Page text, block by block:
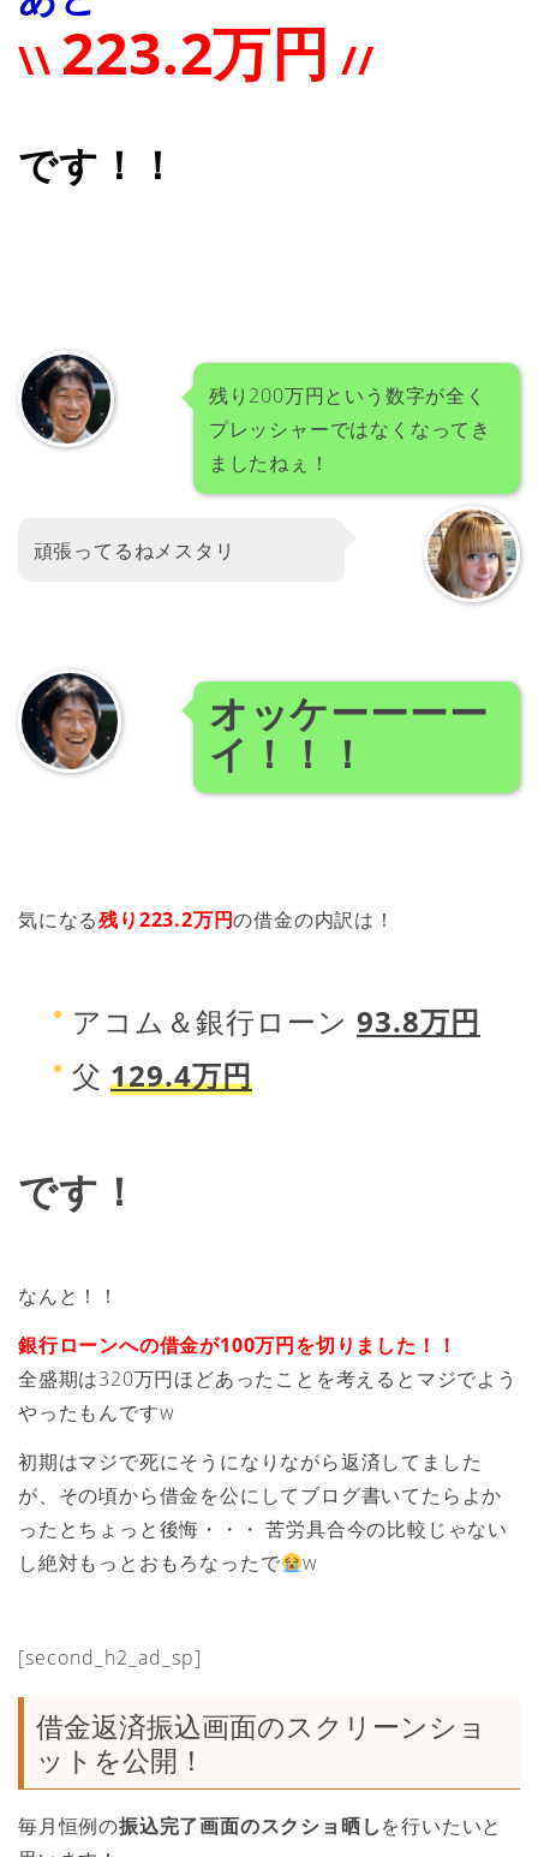
\\ 223.2万円 //
です！！
残り200万円という数字が全く
プレッシャーではなくなってき
ましたねぇ！
頑張ってるねメスタリ
オッケーーーー
イ！！！
気になる残り223.2万円の借金の内訳は！
アコム＆銀行ローン 93.8万円
父 129.4万円
です！
なんと！！
銀行ローンへの借金が100万円を切りました！！
全盛期は320万円ほどあったことを考えるとマジでよう
やったもんですw
初期はマジで死にそうになりながら返済してました
が、その頃から借金を公にしてブログ書いてたらよか
ったとちょっと後悔・・・ 苦労具合今の比較じゃない
し絶対もっとおもろなったで
w
[second_h2_ad_sp]
借金返済振込画面のスクリーンショ
ットを公開！
毎月恒例の振込完了画面のスクショ晒しを行いたいと